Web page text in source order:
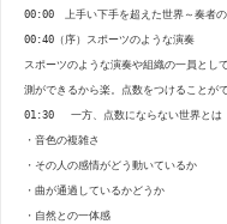
00:00 上手い下手を超えた世界～奏者の
00:40（序）スポーツのような演奏
スポーツのような演奏や組織の一員とし
測ができるから楽。点数をつけることがで
01:30 一方、点数にならない世界とは
・音色の複雑さ
・その人の感情がどう動いているか
・曲が通過しているかどうか
・自然との一体感